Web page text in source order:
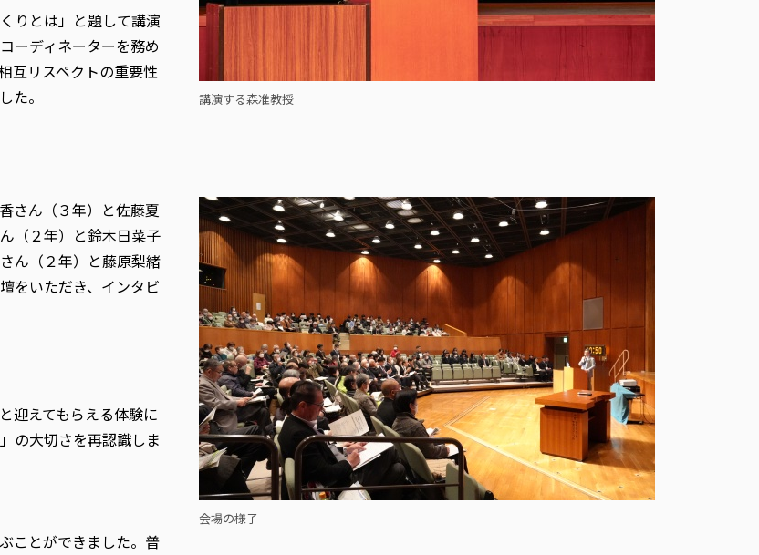
講演する森准教授
りとは」と題して講演
ーディネーターを務め
互リスペクトの重要性
た。
会場の様子
さん（３年）と佐藤夏
（２年）と鈴木日菜子
ん（２年）と藤原梨緒
をいただき、インタビ
迎えてもらえる体験に
の大切さを再認識しま
ことができました。普